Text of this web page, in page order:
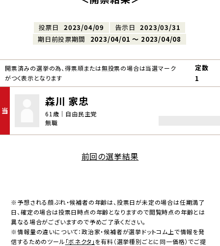
投票日 2023/04/09 告示日
2023/03/31
期日前投票期間
2023/04/01 〜 2023/04/08
開票済みの選挙の為、得票順または無投票の場合は当選マーク
がつく表示となります
定数
1
当
森川 家忠
61歳｜自由民主党
無職
前回の選挙結果
※予想される顔ぶれ・候補者の年齢は、投票日が未定の場合は任期満了
日、確定の場合は投票日時点の年齢となりますので閲覧時点の年齢とは
異なる場合がございますので予めご了承ください。
※情報量の違いについて：政治家・候補者が選挙ドットコム上で情報を発
信するためのツール 「ボネクタ」を有料（選挙種別ごとに同一価格）でご提